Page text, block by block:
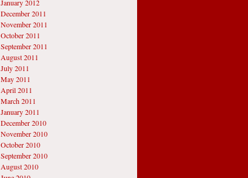
January 2012
December 2011
November 2011
October 2011
September 2011
August 2011
July 2011
May 2011
April 2011
March 2011
January 2011
December 2010
November 2010
October 2010
September 2010
August 2010